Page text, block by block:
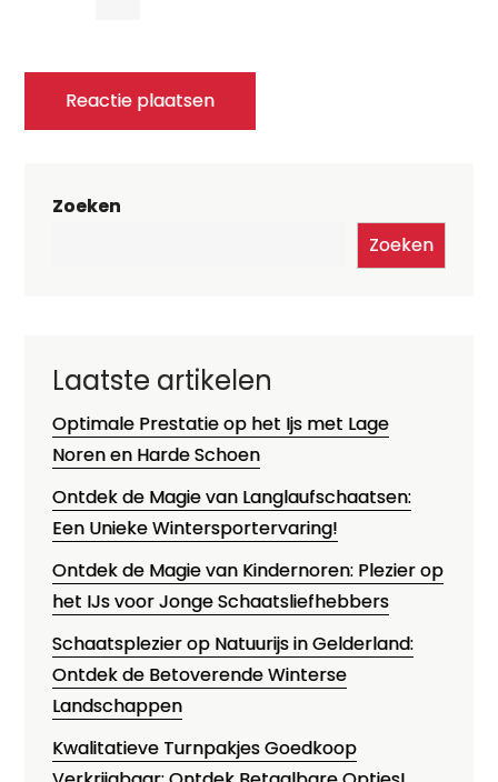
Zoeken
Zoeken
Laatste artikelen
Optimale Prestatie op het Ijs met Lage
Noren en Harde Schoen
Ontdek de Magie van Langlaufschaatsen:
Een Unieke Wintersportervaring!
Ontdek de Magie van Kindernoren: Plezier op
het IJs voor Jonge Schaatsliefhebbers
Schaatsplezier op Natuurijs in Gelderland:
Ontdek de Betoverende Winterse
Landschappen
Kwalitatieve Turnpakjes Goedkoop